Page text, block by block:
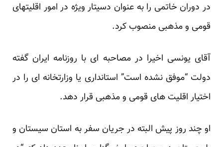
در دوران خاتمی را به عنوان دسیتار ویژه در امور اقلیتهای
قومی و مذهبی منصوب کرد.
آقای یونسی اخیرا در مصاحبه ای با روزنامه ایران گفته
دولت “موفق نشده است” استانداری یا وزارتخانه ای را در
اختیار اقلیت های قومی و مذهبی قرار دهد.
او چند روز پیش البته در جریان سفر به استان سیستان و